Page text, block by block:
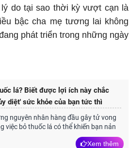
do tại sao thời kỳ vượt cạn là
bậc cha mẹ tương lai không
phát triển trong những ngày
lá? Biết được lợi ích này chắc
diệt' sức khỏe của bạn tức thì
nguyên nhân hàng đầu gây tử vong
việc bỏ thuốc lá có thể khiến bạn nản
Xem thêm